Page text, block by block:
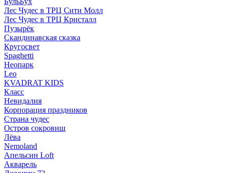
Лес Чудес в ТРЦ Сити Молл
Лес Чудес в ТРЦ Кристалл
Пузырëк
Скандинавская сказка
Кругосвет
Spaghetti
Неопарк
Leo
KVADRAT KIDS
Класс
Невидалия
Корпорация праздников
Страна чудес
Остров сокровищ
Лёва
Nemoland
Апельсин Loft
Акварель